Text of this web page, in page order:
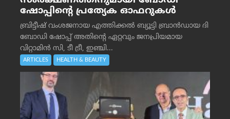
ഷോപ്പിന്റെ പ്രത്യേക ഓഫറുകൾ
ബ്രിട്ടീഷ് വംശജനായ എത്തിക്കൽ ബ്യൂട്ടി ബ്രാൻഡായ ദി
ബോഡി ഷോപ്പ് അതിന്റെ ഏറ്റവും ജനപ്രിയമായ
വിറ്റാമിൻ സി, ടീ ട്രീ, ഇഞ്ചി...
ARTICLES HEALTH & BEAUTY